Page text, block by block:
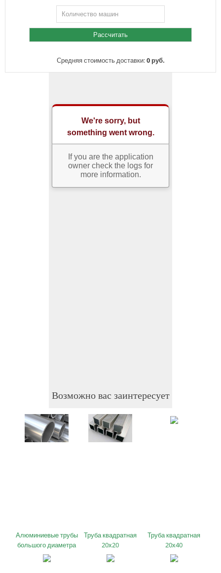
Средняя стоимость доставки:0 руб.
Возможно вас заинтересует
Алюминиевые трубы
большого диаметра
Труба квадратная
20х20
Труба квадратная
20х40